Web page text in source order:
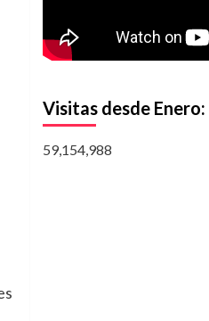
Visitas desde Enero:
59,154,988